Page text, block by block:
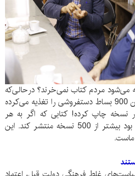
می‌شود مردم کتاب نمی‌خرند؟ در‌حالی‌که
آقای قاچاقچی در شهر تهران 900 بساط دستفروشی را تغذیه می‌‌کرده
نسخه چاپ کرده! کتابی که اگر به هر
ناشری سپرده می‌شد، بعید بود بیشتر از 500 نسخه منتشر کند. این